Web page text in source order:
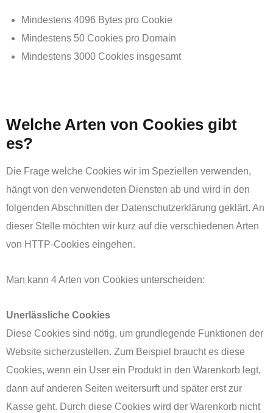
Mindestens 4096 Bytes pro Cookie
Mindestens 50 Cookies pro Domain
Mindestens 3000 Cookies insgesamt
es?
Die Frage welche Cookies wir im Speziellen verwenden,
hängt von den verwendeten Diensten ab und wird in den
folgenden Abschnitten der Datenschutzerklärung geklärt. An
dieser Stelle möchten wir kurz auf die verschiedenen Arten
von HTTP-Cookies eingehen.
Man kann 4 Arten von Cookies unterscheiden:
Unerlässliche Cookies
Diese Cookies sind nötig, um grundlegende Funktionen der
Website sicherzustellen. Zum Beispiel braucht es diese
Cookies, wenn ein User ein Produkt in den Warenkorb legt,
dann auf anderen Seiten weitersurft und später erst zur
Kasse geht. Durch diese Cookies wird der Warenkorb nicht